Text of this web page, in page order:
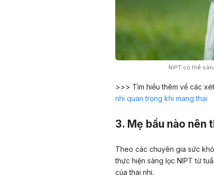
NIPT có thể
>>> Tìm hiểu thêm về các
nhi quan trọng khi mang thai
3. Mẹ bầu nào nên
Theo các chuyên gia sức
thực hiện sàng lọc NIPT từ
của thai nhi.